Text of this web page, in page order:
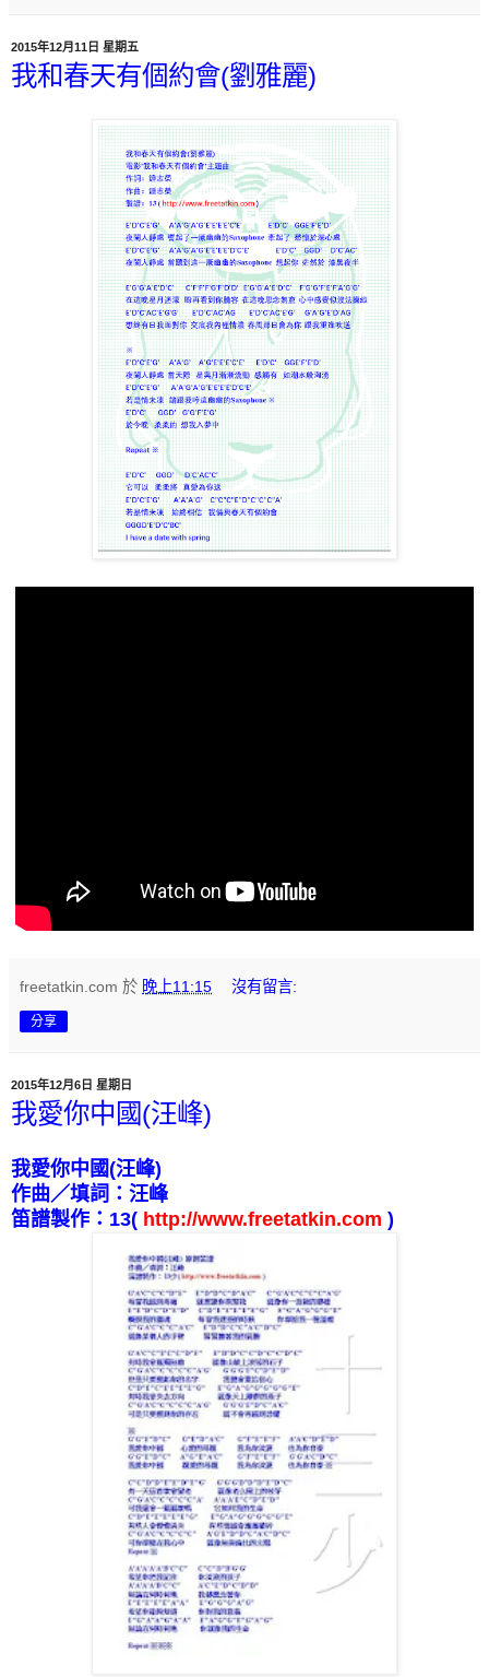
2015年12月11日 星期五
我和春天有個約會(劉雅麗)
freetatkin.com 於 晚上11:15 沒有留言:
分享
2015年12月6日 星期日
我愛你中國(汪峰)
我愛你中國(汪峰)
作曲／填詞：汪峰
笛譜製作： 13( http://www.freetatkin.com )